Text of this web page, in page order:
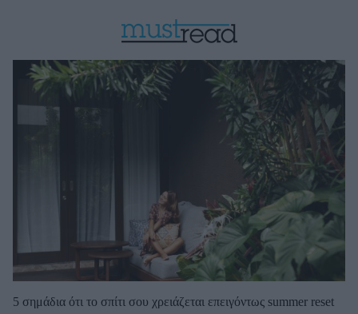
5 σημάδια ότι το σπίτι σου χρειάζεται επειγόντως summer reset